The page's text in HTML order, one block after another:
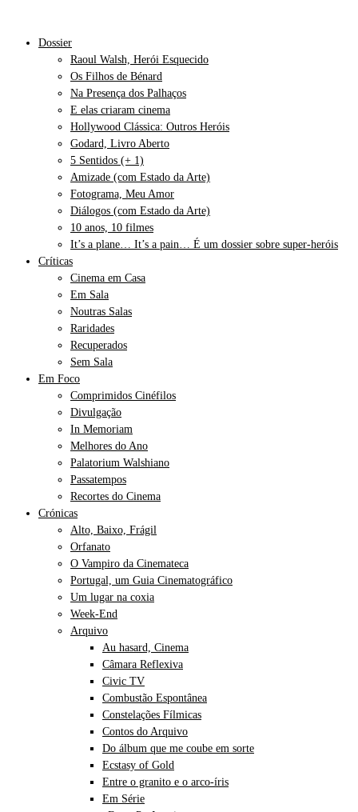
Dossier
Raoul Walsh, Herói Esquecido
Os Filhos de Bénard
Na Presença dos Palhaços
E elas criaram cinema
Hollywood Clássica: Outros Heróis
Godard, Livro Aberto
5 Sentidos (+ 1)
Amizade (com Estado da Arte)
Fotograma, Meu Amor
Diálogos (com Estado da Arte)
10 anos, 10 filmes
It’s a plane… It’s a pain… É um dossier sobre super-heróis
Críticas
Cinema em Casa
Em Sala
Noutras Salas
Raridades
Recuperados
Sem Sala
Em Foco
Comprimidos Cinéfilos
Divulgação
In Memoriam
Melhores do Ano
Palatorium Walshiano
Passatempos
Recortes do Cinema
Crónicas
Alto, Baixo, Frágil
Orfanato
O Vampiro da Cinemateca
Portugal, um Guia Cinematográfico
Um lugar na coxia
Week-End
Arquivo
Au hasard, Cinema
Câmara Reflexiva
Civic TV
Combustão Espontânea
Constelações Fílmicas
Contos do Arquivo
Do álbum que me coube em sorte
Ecstasy of Gold
Entre o granito e o arco-íris
Em Série